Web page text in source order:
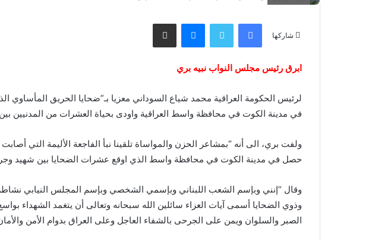
شاركها
فيسبوك تويتر ماسنجر مشاركة عبر البريد
ابرق رئيس مجلس النواب نبيه بري
لرئيس الحكومة العراقية محمد شياع السوداني معزيا بـ”ضحايا الحريق المأساوي
في مدينة الكوت في محافظة واسط العراقية واودى بحياة العشرات من المدنيين
ولفت بري، الى أنه “بمشاعر الحزن والمواساة تلقينا نبأ الفاجعة الأليمة التي
حصل في مدينة الكوت في محافظة واسط الذي اوقع عشرات الضحايا بين شهيد
وقال “إنني وبإسم الشعب اللبناني وبإسمي الشخصي وبإسم المجلس النيابي
وذوي الضحايا أسمى آيات العزاء سائلين الله سبحانه وتعالى أن يتغمد الشهداء
الصبر والسلوان ويمن على الجرحى بالشفاء العاجل وعلى العراق بدوام الأمن
الحاج
ضعيفة